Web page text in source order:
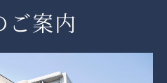
ご案内